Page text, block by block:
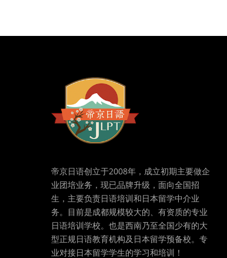
帝京日语创立于2008年，成立初期主要做企
业团培业务，现已品牌升级，面向全国招
生，主要负责日语培训和日本留学中介业
务。目前是成都规模较大的、有资质的专业
日语培训学校。也是西南乃至全国少有的大
型正规日语教育机构及日本留学预备校。专
业对接日本留学学生的学习和培训！